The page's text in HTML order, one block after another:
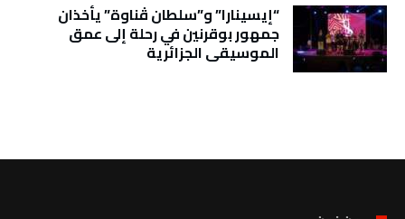
“إيسينارا” و”سلطان ڤناوة” يأخذان
جمهور بوقرنين في رحلة إلى عمق
الموسيقى الجزائرية